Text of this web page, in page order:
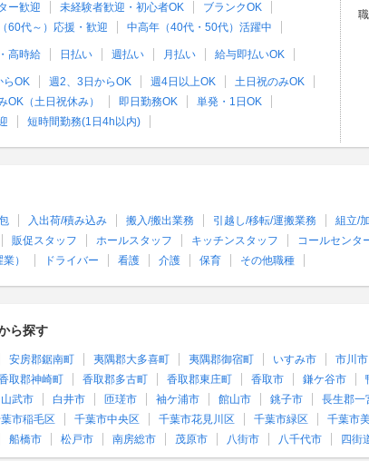
ー歓迎
未経験者歓迎・初心者OK
ブランクOK
60代～）応援・歓迎
中高年（40代・50代）活躍中
高時給 日払い 週払い 月払い 給与即払いOK
らOK 週2、3日からOK 週4日以上OK
土日祝のみOK
OK（土日祝休み）
即日勤務OK
単発・1日OK
短時間勤務(1日4h以内)
入出荷/積み込み 搬入/搬出業務 引越し/移転/運搬業務 組立/
販促スタッフ ホールスタッフ キッチンスタッフ コールセンタ
）
ドライバー 看護 介護 保育 その他職種
ら探す
安房郡鋸南町 夷隅郡大多喜町 夷隅郡御宿町 いすみ市 市川市
取郡神崎町 香取郡多古町 香取郡東庄町 香取市 鎌ケ谷市
山武市 白井市 匝瑳市 袖ケ浦市 館山市 銚子市 長生郡一
市稲毛区 千葉市中央区 千葉市花見川区 千葉市緑区 千葉市
船橋市 松戸市 南房総市 茂原市 八街市 八千代市 四街